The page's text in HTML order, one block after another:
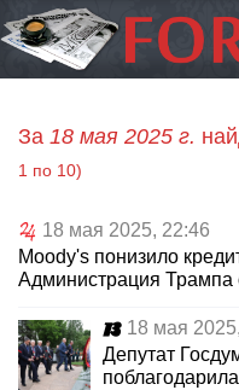
За 18 мая 2025 г.
1 по 10)
18 мая 2025, 22:46
Moody's понизило
Администрация Трампа
18 мая
Депутат